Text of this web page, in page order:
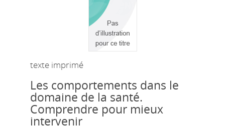
texte imprimé
Les comportements dans le
domaine de la santé.
Comprendre pour mieux
intervenir